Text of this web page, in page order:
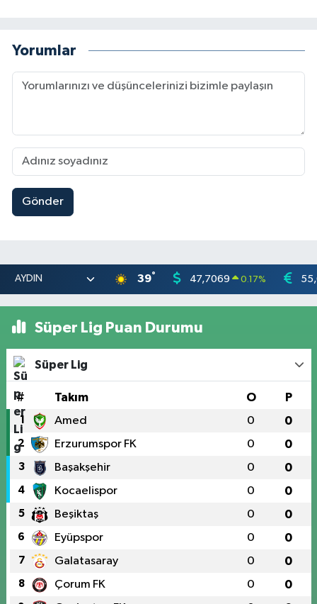
Yorumlar
Gönder
39° 47,7069 0.17%
Süper Lig Puan Durumu
Süper Lig
# Takım O P
1 Amed 0 0
2 Erzurumspor FK 0 0
3 Başakşehir 0 0
4 Kocaelispor 0 0
5 Beşiktaş 0 0
6 Eyüpspor 0 0
7 Galatasaray 0 0
8 Çorum FK 0 0